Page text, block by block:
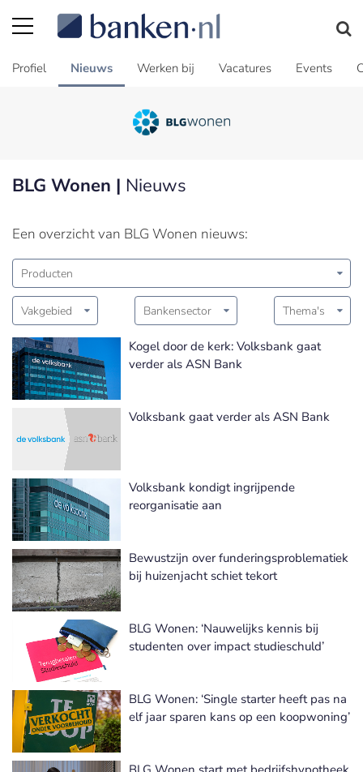
Profiel Nieuws Werken bij Vacatures Events
BLG Wonen | Nieuws
Een overzicht van BLG Wonen nieuws:
Producten
Vakgebied Bankensector Thema's
Kogel door de kerk: Volksbank gaat
verder als ASN Bank
Volksbank gaat verder als ASN Bank
Volksbank kondigt ingrijpende
reorganisatie aan
Bewustzijn over funderingsproblematiek
bij huizenjacht schiet tekort
BLG Wonen: ‘Nauwelijks kennis bij
studenten over impact studieschuld’
BLG Wonen: ‘Single starter heeft pas na
elf jaar sparen kans op een koopwoning’